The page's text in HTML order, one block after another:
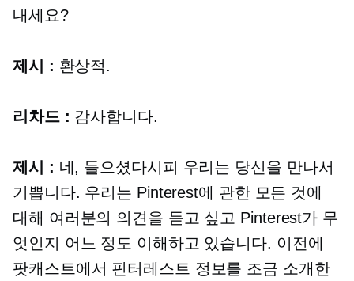
내세요?
제시 : 환상적.
리차드 : 감사합니다.
제시 : 네, 들으셨다시피 우리는 당신을 만나서
기쁩니다. 우리는 Pinterest에 관한 모든 것에
대해 여러분의 의견을 듣고 싶고 Pinterest가 무
엇인지 어느 정도 이해하고 있습니다. 이전에
팟캐스트에서 핀터레스트 정보를 조금 소개한